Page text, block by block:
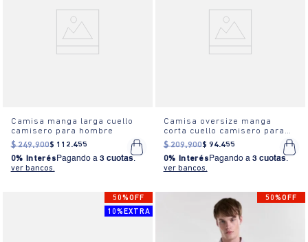
Camisa manga larga cuello
camisero para hombre
$ 249.900$ 112.455
0% Interés Pagando a 3 cuotas.
ver bancos.
Camisa oversize manga
corta cuello camisero para
hombre
$ 209.900$ 94.455
0% Interés Pagando a 3 cuotas.
ver bancos.
50%OFF
10%EXTRA
50%OFF